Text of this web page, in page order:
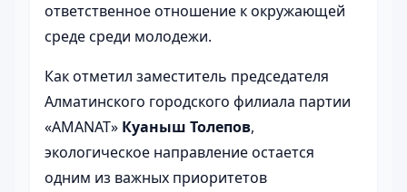
ответственное отношение к окружающей
среде среди молодежи.
Как отметил заместитель председателя
Алматинского городского филиала партии
«AMANAT» Куаныш Толепов,
экологическое направление остается
одним из важных приоритетов